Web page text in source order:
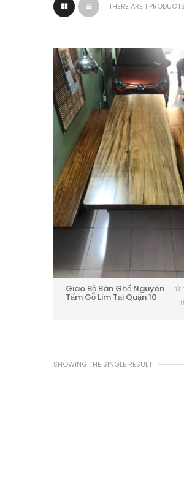
THERE ARE 1 PRODUCTS
Giao Bộ Bàn Ghế Nguyên
Tấm Gỗ Lim Tại Quận 10
SHOWING THE SINGLE RESULT